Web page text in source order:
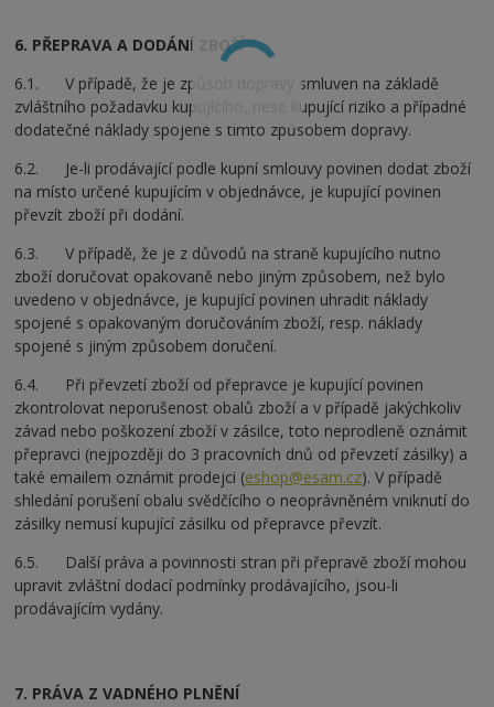
6. PŘEPRAVA A DODÁNÍ ZBOŽÍ
6.1. V případě, že je způsob dopravy smluven na základě
zvláštního požadavku kupujícího, nese kupující riziko a případné
dodatečné náklady spojené s tímto způsobem dopravy.
6.2. Je-li prodávající podle kupní smlouvy povinen dodat zboží
na místo určené kupujícím v objednávce, je kupující povinen
převzít zboží při dodání.
6.3. V případě, že je z důvodů na straně kupujícího nutno
zboží doručovat opakovaně nebo jiným způsobem, než bylo
uvedeno v objednávce, je kupující povinen uhradit náklady
spojené s opakovaným doručováním zboží, resp. náklady
spojené s jiným způsobem doručení.
6.4. Při převzetí zboží od přepravce je kupující povinen
zkontrolovat neporušenost obalů zboží a v případě jakýchkoliv
závad nebo poškození zboží v zásilce, toto neprodleně oznámit
přepravci (nejpozději do 3 pracovních dnů od převzetí zásilky) a
také emailem oznámit prodejci (eshop@esam.cz). V případě
shledání porušení obalu svědčícího o neoprávněném vniknutí do
zásilky nemusí kupující zásilku od přepravce převzít.
6.5. Další práva a povinnosti stran při přepravě zboží mohou
upravit zvláštní dodací podmínky prodávajícího, jsou-li
prodávajícím vydány.
7. PRÁVA Z VADNÉHO PLNĚNÍ